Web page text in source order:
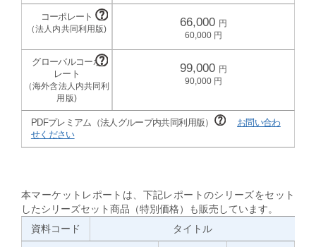
66,000
60,000
99,000
90,000
PDFプレミアム（法人グループ内共同利用版）
お問い合わ
せください
本マーケットレポートは、下記レポートのシリーズをセット
したシリーズセット商品（特別価格）も販売しています。
資料コード
タイトル